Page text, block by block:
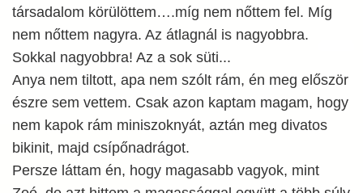
társadalom körülöttem….míg nem nőttem fel. Míg
nem nőttem nagyra. Az átlagnál is nagyobbra.
Sokkal nagyobbra! Az a sok süti...
Anya nem tiltott, apa nem szólt rám, én meg először
észre sem vettem. Csak azon kaptam magam, hogy
nem kapok rám miniszoknyát, aztán meg divatos
bikinit, majd csípőnadrágot.
Persze láttam én, hogy magasabb vagyok, mint